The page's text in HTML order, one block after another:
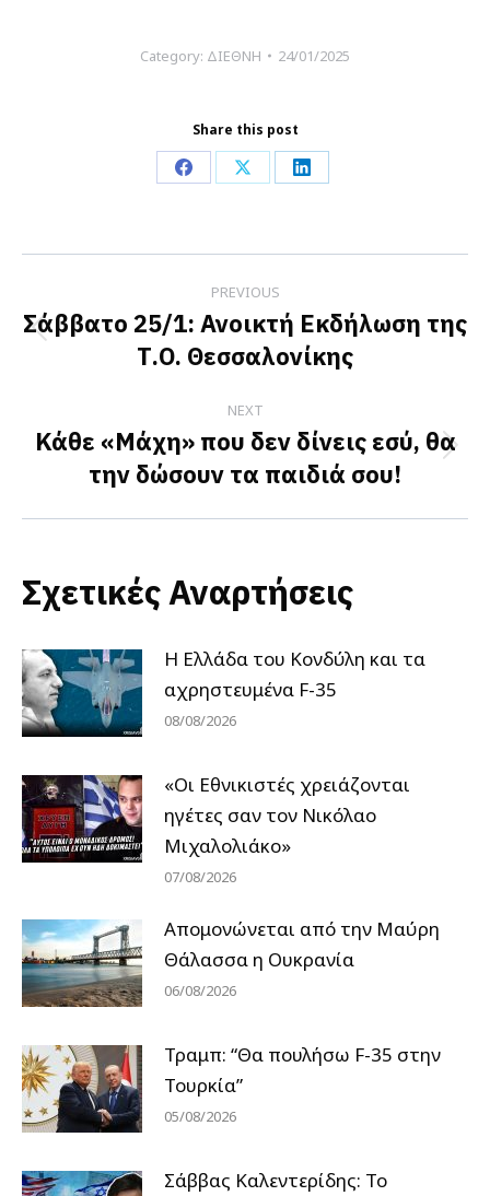
Category: ΔΙΕΘΝΗ 24/01/2025
Share this post
Share Share Share
navigation
PREVIOUS
Previous
post:
Σάββατο 25/1: Ανοικτή Εκδήλωση της
Τ.Ο. Θεσσαλονίκης
NEXT
Next
post:
Κάθε «Μάχη» που δεν δίνεις εσύ, θα
την δώσουν τα παιδιά σου!
Σχετικές Αναρτήσεις
Η Ελλάδα του Κονδύλη και τα
αχρηστευμένα F-35
08/08/2026
«Οι Εθνικιστές χρειάζονται
ηγέτες σαν τον Νικόλαο
Μιχαλολιάκο»
07/08/2026
Απομονώνεται από την Μαύρη
Θάλασσα η Ουκρανία
06/08/2026
Τραμπ: “Θα πουλήσω F-35 στην
Τουρκία”
05/08/2026
Σάββας Καλεντερίδης: Το